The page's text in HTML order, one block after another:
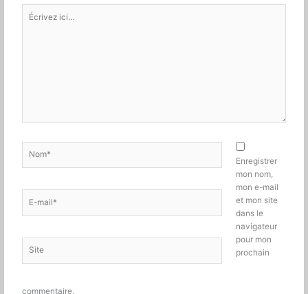
Écrivez
ici…
mail*
Enregistrer
mon nom,
mon e-mail
et mon site
dans le
navigateur
pour mon
prochain
commentaire.